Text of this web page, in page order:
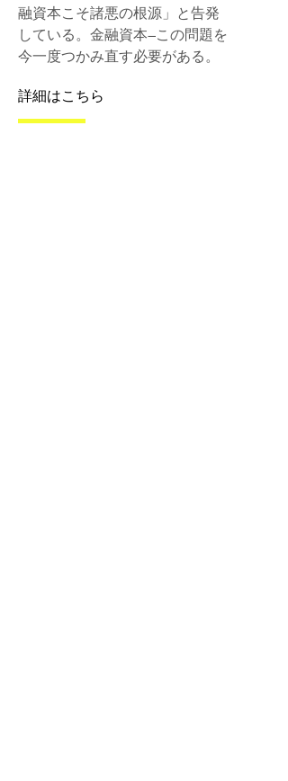
融資本こそ諸悪の根源」と告発
している。金融資本―この問題を
今一度つかみ直す必要がある。
詳細はこちら